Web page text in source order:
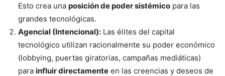
Esto crea una posición de poder sistémico para las
grandes tecnológicas.
Agencial (Intencional): Las élites del capital
tecnológico utilizan racionalmente su poder económico
(lobbying, puertas giratorias, campañas mediáticas)
para influir directamente en las creencias y deseos de